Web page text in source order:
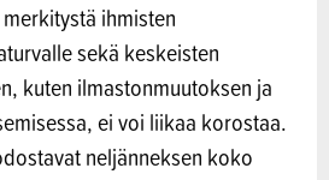
ihmisten
sekä keskeisten
kuten ilmastonmuutoksen ja
ei voi liikaa korostaa.
neljänneksen koko